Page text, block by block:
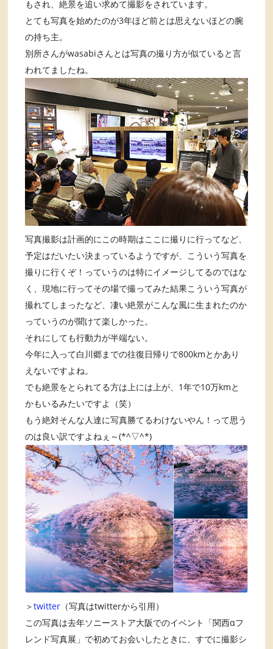
もされ、絶景を追い求めて撮影をされています。
とても写真を始めたのが3年ほど前とは思えないほどの腕
の持ち主。
別所さんがwasabiさんとは写真の撮り方が似ていると言
われてましたね。
写真撮影は計画的にこの時期はここに撮りに行ってなど、
予定はだいたい決まっているようですが、こういう写真を
撮りに行くぞ！っていうのは特にイメージしてるのではな
く、現地に行ってその場で撮ってみた結果こういう写真が
撮れてしまったなど、凄い絶景がこんな風に生まれたのか
っていうのが聞けて楽しかった。
それにしても行動力が半端ない。
今年に入って白川郷までの往復日帰りで800kmとかあり
えないですよね。
でも絶景をとられてる方は上には上が、1年で10万kmと
かもいるみたいですよ（笑）
もう絶対そんな人達に写真勝てるわけないやん！って思う
のは良い訳ですよねぇ～(*^▽^*)
＞twitter （写真はtwitterから引用）
この写真は去年ソニーストア大阪でのイベント「関西αフ
レンド写真展」で初めてお会いしたときに、すでに撮影シ